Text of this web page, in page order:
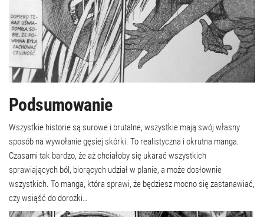
Podsumowanie
Wszystkie historie są surowe i brutalne, wszystkie mają swój własny
sposób na wywołanie gęsiej skórki. To realistyczna i okrutna manga.
Czasami tak bardzo, że aż chciałoby się ukarać wszystkich
sprawiających ból, biorących udział w planie, a może dosłownie
wszystkich. To manga, która sprawi, że będziesz mocno się zastanawiać,
czy wsiąść do dorożki…